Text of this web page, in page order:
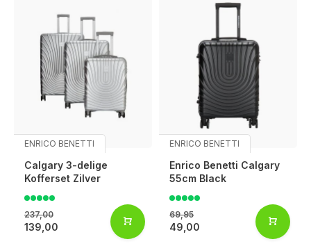
ENRICO BENETTI
Calgary 3-delige
Kofferset Zilver
237,00
139,00
ENRICO BENETTI
Enrico Benetti Calgary
55cm Black
69,95
49,00